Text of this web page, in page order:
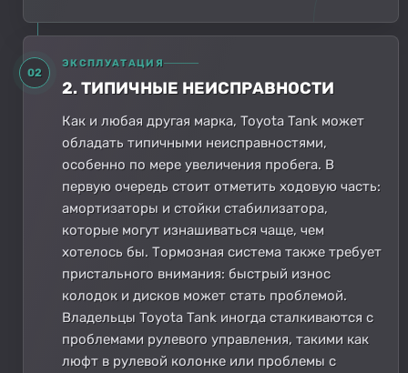
02
ЭКСПЛУАТАЦИЯ
2. ТИПИЧНЫЕ НЕИСПРАВНОСТИ
Как и любая другая марка, Toyota Tank может
обладать типичными неисправностями,
особенно по мере увеличения пробега. В
первую очередь стоит отметить ходовую часть:
амортизаторы и стойки стабилизатора,
которые могут изнашиваться чаще, чем
хотелось бы. Тормозная система также требует
пристального внимания: быстрый износ
колодок и дисков может стать проблемой.
Владельцы Toyota Tank иногда сталкиваются с
проблемами рулевого управления, такими как
люфт в рулевой колонке или проблемы с